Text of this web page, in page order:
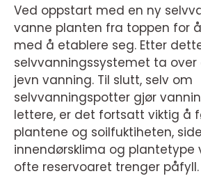
Ved oppstart med en ny
vanne planten fra toppen for
med å etablere seg. Etter
selvvanningssystemet ta over
jevn vanning. Til slutt, selv om
selvvanningspotter gjør
lettere, er det fortsatt viktig å
plantene og soilfuktiheten,
innendørsklima og plantetype
ofte reservoaret trenger påfyll.